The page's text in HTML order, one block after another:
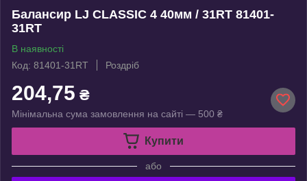
Балансир LJ CLASSIC 4 40мм / 31RT 81401-
31RT
В наявності
Код: 81401-31RT
Роздріб
204,75 ₴
Мінімальна сума замовлення на сайті — 500 ₴
Купити
або